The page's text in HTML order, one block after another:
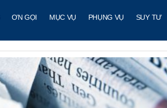
ƠN GỌI MỤC VỤ PHỤNG VỤ SUY TƯ